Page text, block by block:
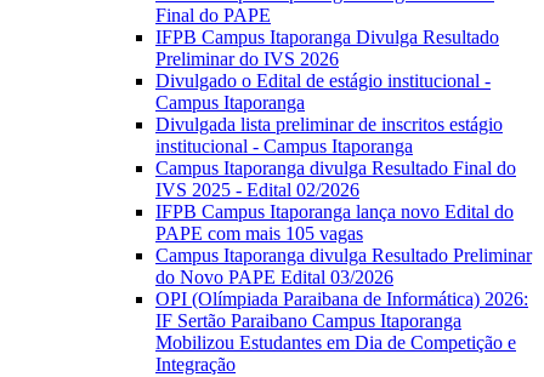
Final do PAPE
IFPB Campus Itaporanga Divulga Resultado
Preliminar do IVS 2026
Divulgado o Edital de estágio institucional -
Campus Itaporanga
Divulgada lista preliminar de inscritos estágio
institucional - Campus Itaporanga
Campus Itaporanga divulga Resultado Final do
IVS 2025 - Edital 02/2026
IFPB Campus Itaporanga lança novo Edital do
PAPE com mais 105 vagas
Campus Itaporanga divulga Resultado Preliminar
do Novo PAPE Edital 03/2026
OPI (Olímpiada Paraibana de Informática) 2026:
IF Sertão Paraibano Campus Itaporanga
Mobilizou Estudantes em Dia de Competição e
Integração